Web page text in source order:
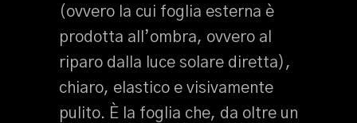
(ovvero la cui foglia esterna è
prodotta all’ombra, ovvero al
riparo dalla luce solare diretta),
chiaro, elastico e visivamente
pulito. È la foglia che, da oltre un